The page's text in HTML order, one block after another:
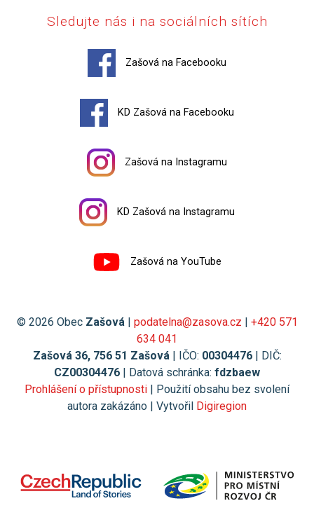
Sledujte nás i na sociálních sítích
Zašová na Facebooku
KD Zašová na Facebooku
Zašová na Instagramu
KD Zašová na Instagramu
Zašová na YouTube
© 2026 Obec Zašová | podatelna@zasova.cz | +420 571
634 041
Zašová 36, 756 51 Zašová | IČO: 00304476| DIČ:
CZ00304476 | Datová schránka: fdzbaew
Prohlášení o přístupnosti | Použití obsahu bez svolení
autora zakázáno | Vytvořil Digiregion